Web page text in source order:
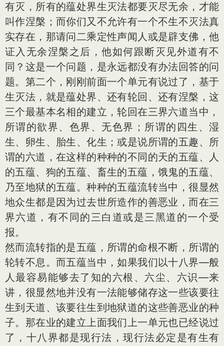
有灭，所有的蕴处界生灭法都要灭尽无余，才能
叫作涅槃；而你们又不允许有一个不生不灭法真
实存在，那请问二乘定性声闻人或是辟支佛，他
证入无余涅槃之后，他如何跟断灭见外道有不
同？这是一个问题，是永远都没有办法回答的问
题。第二个，刚刚前面一个单元有说过了，基于
生灭法，就是蕴处界、还有轮回、还有涅槃，这
三个最基本名相的建立，轮回在三界六道当中，
所谓的欲界、色界、无色界；所谓的四生、湿
生、卵生、胎生、化生；或是说所谓的五趣、所
谓的六道，在这样的种种的不同的天的五蕴、人
的五蕴、狗的五蕴、畜生的五蕴，饿鬼的五蕴、
乃至地狱的五蕴。种种的五蕴流转当中，很显然
地众生都是因为过去世所造作的善恶业，而在三
界六道，有不同的三白道或是三黑道的一个受
报。
然而流转指的是五蕴，所谓的命根不断，所谓的
轮转不息。而五蕴当中，如果我们以十八界—般
人最容易能够去了知的六根、六尘、六识—来
讲，很显然地并没有一法能够储存这一些该要往
生到天道、该要往生到地狱道的这些善恶业的种
子。那在业的建立上面我们上一单元也已经说过
了，十八界都是现行法，现行法必定是有生有